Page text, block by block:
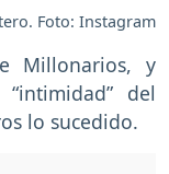
Foto: Instagram
Millonarios, y
del
lo sucedido.